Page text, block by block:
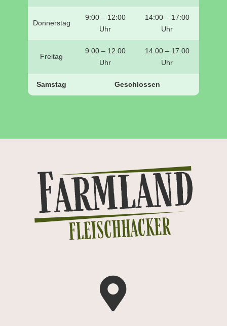
Donnerstag
9:00 – 12:00
Uhr
14:00 – 17:00
Uhr
Freitag
9:00 – 12:00
Uhr
14:00 – 17:00
Uhr
Samstag Geschlossen
